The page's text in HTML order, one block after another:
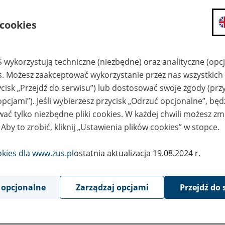
aktualizacji komponentów w programie Płatnik pojawia się
połączenia z usługą. Wyjątek wewn.: Serwer zdalny zwrócił
komponentów.
wykorzystują techniczne (niezbędne) oraz analityczne
Możesz zaakceptować wykorzystanie przez nas
„Przejdź do serwisu”) lub dostosować swoje zgody
Jeśli wybierzesz przycisk „Odrzuć opcjonalne”,
tylko niezbędne pliki cookies. W każdej chwili możesz
to zrobić, kliknij „Ustawienia plików cookies” w stopce.
dla www.zus.plostatnia aktualizacja 19.08.2024 r.
Zarządzaj opcjami Przejdź do